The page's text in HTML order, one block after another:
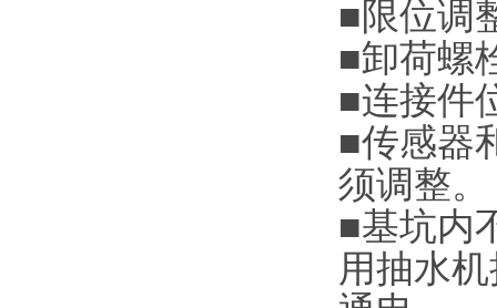
■限位调
■卸荷螺
■连接件
■传感器
须调整。
■基坑内
用抽水